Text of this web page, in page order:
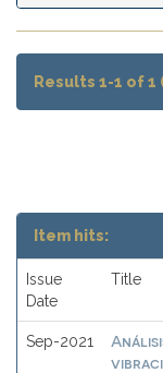
Results 1-1 of
Item hits:
Issue
Date
Title
Sep-2021